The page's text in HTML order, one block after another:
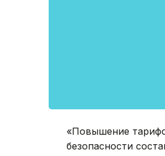
«Повышение
безопасности